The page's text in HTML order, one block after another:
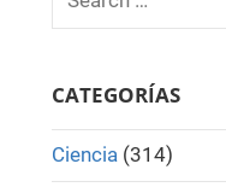
for:
CATEGORÍAS
Ciencia(314)